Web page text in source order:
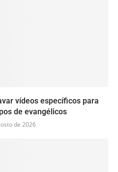
vídeos específicos para
de evangélicos
de 2026